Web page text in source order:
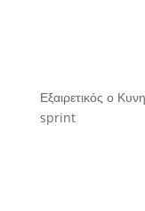
Εξαιρετικός ο
sprint